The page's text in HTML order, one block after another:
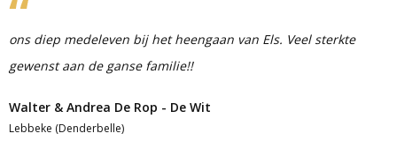
ons diep medeleven bij het heengaan van Els. Veel sterkte
gewenst aan de ganse familie!!
Walter & Andrea De Rop - De Wit
Lebbeke (Denderbelle)